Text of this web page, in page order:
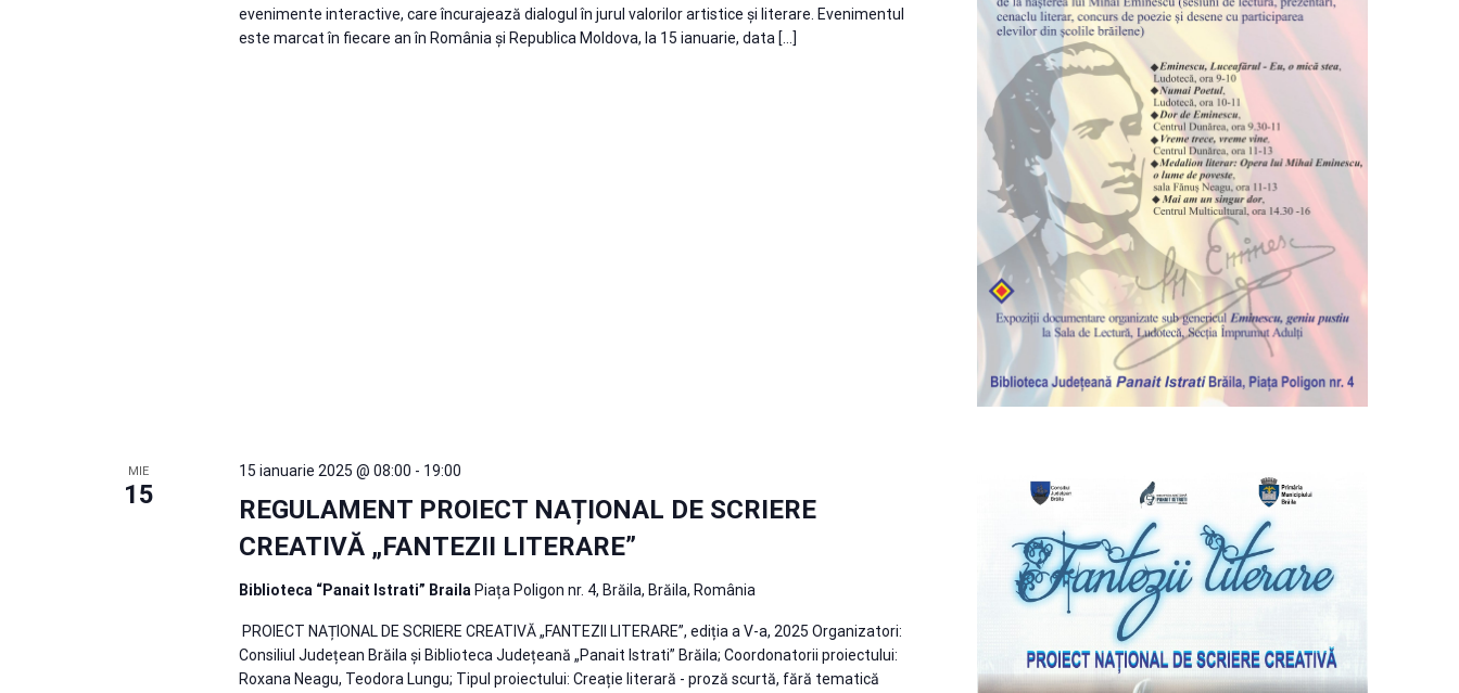
evenimente interactive, care încurajează dialogul în jurul valorilor artistice şi literare. Evenimentul
este marcat în fiecare an în România şi Republica Moldova, la 15 ianuarie, data […]
MIE
15
REGULAMENT PROIECT NAȚIONAL DE SCRIERE
CREATIVĂ „FANTEZII LITERARE”
15 ianuarie 2025 @ 08:00 - 19:00
Biblioteca “Panait Istrati” Braila Piața Poligon nr. 4, Brăila, Brăila, România
PROIECT NAȚIONAL DE SCRIERE CREATIVĂ „FANTEZII LITERARE”, ediția a V-a, 2025 Organizatori:
Consiliul Județean Brăila și Biblioteca Județeană „Panait Istrati” Brăila; Coordonatorii proiectului:
Roxana Neagu, Teodora Lungu; Tipul proiectului: Creație literară - proză scurtă, fără tematică